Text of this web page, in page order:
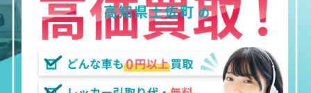
高知県土佐町 の